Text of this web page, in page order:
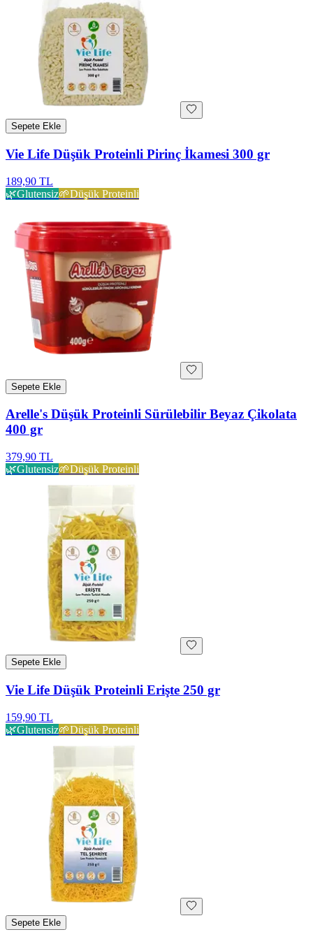
Sepete Ekle
Vie Life Düşük Proteinli Pirinç İkamesi 300 gr
189,90 TL
🌿Glutensiz🌱Düşük Proteinli
Sepete Ekle
Arelle's Düşük Proteinli Sürülebilir Beyaz Çikolata
400 gr
379,90 TL
🌿Glutensiz🌱Düşük Proteinli
Sepete Ekle
Vie Life Düşük Proteinli Erişte 250 gr
159,90 TL
🌿Glutensiz🌱Düşük Proteinli
Sepete Ekle